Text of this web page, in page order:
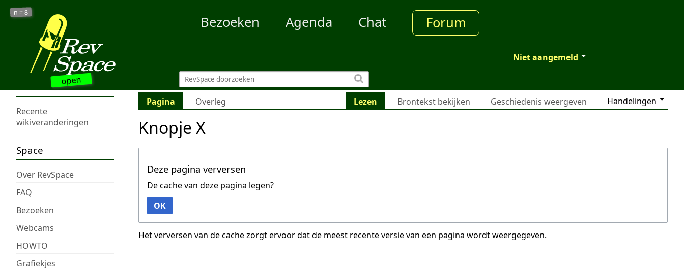
open
n =8
Bezoeken Agenda Chat Forum
Niet aangemeld
Recente
wikiveranderingen
Space
Over RevSpace
FAQ
Bezoeken
Webcams
HOWTO
Grafiekjes
Pagina Overleg Handelingen
Lezen Brontekst bekijken Geschiedenis weergeven
Knopje X
Deze pagina verversen
De cache van deze pagina legen?
OK
Het verversen van de cache zorgt ervoor dat de meest recente versie van een pagina wordt weergegeven.